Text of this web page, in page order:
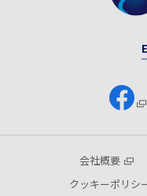
会社概要
クッキーポリシ